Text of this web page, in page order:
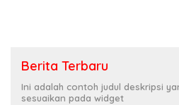
Berita Terbaru
Ini adalah contoh judul deskripsi
sesuaikan pada widget